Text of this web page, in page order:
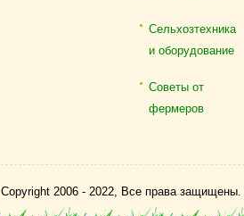
Сельхозтехника
и оборудование
Советы от
фермеров
Copyright 2006 - 2022, Все права защищены.